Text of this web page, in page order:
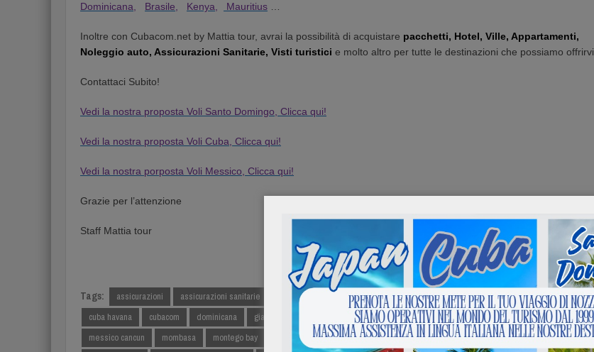
Dominicana,
Brasile, Kenya, Mauritius
Inoltre con Cubacom.net by Mattia tour, avrai la possibilità di acquistare pacchetti, Hotel, Ville, Appartamenti,
Noleggio auto, Assicurazioni Sanitarie, Visti turistici e molto altro per tutte le destinazioni che possiamo offrirvi.
Contattaci Subito!
Vedi la nostra proposta Voli Santo Domingo, Clicca qui!
Vedi la nostra proposta Voli Cuba, Clicca qui!
Vedi la nostra porposta Voli Messico, Clicca qui!
Grazie per l’attenzione
Staff Mattia tour
Tags: assicurazioni assicurazioni sanitarie auto assicurazioni avana brasile Cancun caraibi center
cuba
cuba havana
cubacom dominicana giamaica Kenya la romana Mauritius
messico
messico cancun
mombasa montego bay noleggio auto offerte solo volo repubblica repubblica dominicana
roma